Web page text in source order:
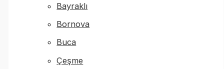
Bayraklı
Bornova
Buca
Çeşme